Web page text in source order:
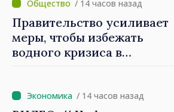
/ 14 часов назад
Правительство усиливает
меры, чтобы избежать
водного кризиса в
/ 14 часов назад